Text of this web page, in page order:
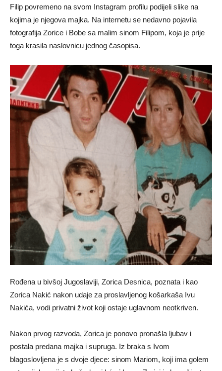
Filip povremeno na svom Instagram profilu podijeli slike na
kojima je njegova majka. Na internetu se nedavno pojavila
fotografija Zorice i Bobe sa malim sinom Filipom, koja je prije
toga krasila naslovnicu jednog časopisa.
Rođena u bivšoj Jugoslaviji, Zorica Desnica, poznata i kao
Zorica Nakić nakon udaje za proslavljenog košarkaša Ivu
Nakića, vodi privatni život koji ostaje uglavnom neotkriven.
Nakon prvog razvoda, Zorica je ponovo pronašla ljubav i
postala predana majka i supruga. Iz braka s Ivom
blagoslovljena je s dvoje djece: sinom Mariom, koji ima golem